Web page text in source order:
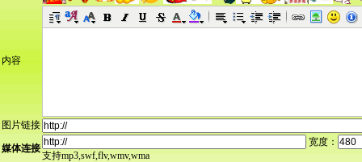
内容
图片链接
媒体连接
宽度：
支持mp3,swf,flv,wmv,wma